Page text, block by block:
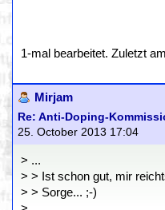
1-mal bearbeitet. Zuletzt
Mirjam
Re: Anti-Doping-
25. October 2013 17:04
> ...
> > Ist schon gut, mir
> > Sorge... ;-)